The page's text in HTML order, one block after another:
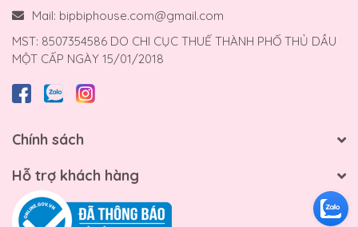
Mail: bipbiphouse.com@gmail.com
MST: 8507354586 DO CHI CỤC THUẾ THÀNH PHỐ THỦ DẦU
MỘT CẤP NGÀY 15/01/2018
Chính sách
Hỗ trợ khách hàng